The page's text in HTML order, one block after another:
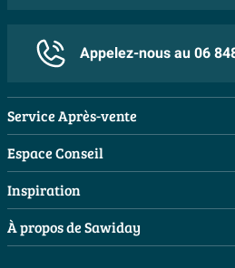
Couleur : Blanc mat
Facile à nettoyer
Finition confortable et
omschrijvingen
Appelez-nous au 06
Service Après-vente
FAQ
Commander
Payer
Livraison / retrait
Espace Conseil
Visite sur rendez-vous
Demandez votre devis
Planificateur 3D
Inspiration
Salles de bains complètes
Inspiration toilettes
À propos de Sawiday